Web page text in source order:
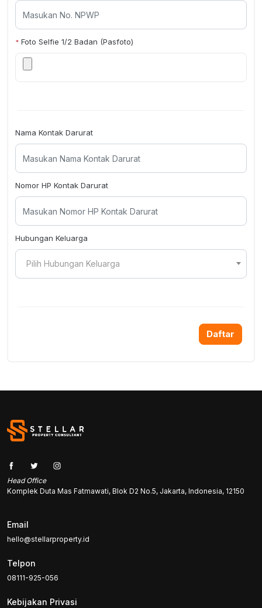
* Foto Selfie 1/2 Badan (Pasfoto)
Nama Kontak Darurat
Nomor HP Kontak Darurat
Hubungan Keluarga
Pilih Hubungan Keluarga
Head Office
Komplek Duta Mas Fatmawati, Blok D2 No.5, Jakarta, Indonesia, 12150
Email
hello@stellarproperty.id
Telpon
08111-925-056
Kebijakan Privasi